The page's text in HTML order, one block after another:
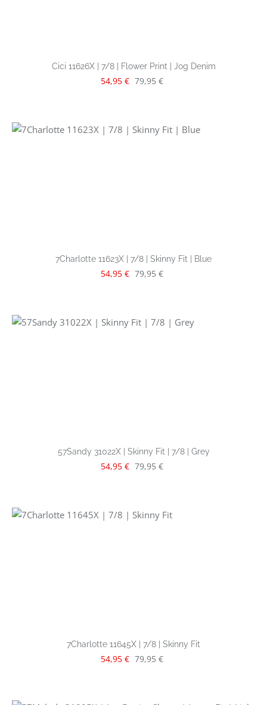
Cici 11626X | 7/8 | Flower Print | Jog Denim
Verkaufspreis:
54,95 € Regulärer Preis:
79,95 €
7Charlotte 11623X | 7/8 | Skinny Fit | Blue
Verkaufspreis:
54,95 € Regulärer Preis:
79,95 €
57Sandy 31022X | Skinny Fit | 7/8 | Grey
Verkaufspreis:
54,95 € Regulärer Preis:
79,95 €
7Charlotte 11645X | 7/8 | Skinny Fit
Verkaufspreis:
54,95 € Regulärer Preis:
79,95 €